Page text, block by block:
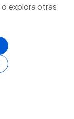
explora otras